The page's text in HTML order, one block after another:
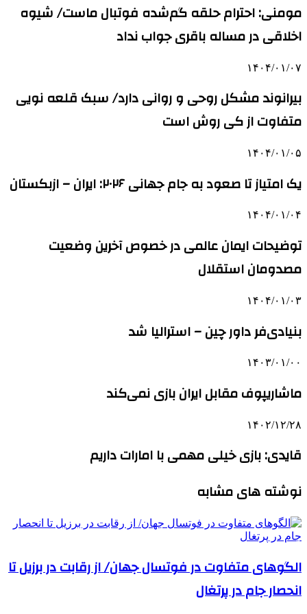
مومنی: احترام حلقه گم‌شده فوتبال ماست/ شیوه
اخلاقی در مساله باقری جواب نداد
۱۴۰۴/۰۱/۰۷
بیرانوند مشکل روحی و روانی دارد/ سبک قلعه نویی
متفاوت از کی روش است
۱۴۰۴/۰۱/۰۵
یک امتیاز تا صعود به جام جهانی ۲۰۲۶: ایران – ازبکستان
۱۴۰۴/۰۱/۰۴
توضیحات ایمان عالمی در خصوص آخرین وضعیت
مصدومان استقلال
۱۴۰۴/۰۱/۰۳
بنیادی‌فر داور چین – استرالیا شد
۱۴۰۳/۰۱/۰۰
ماشاریپوف مقابل ایران بازی نمی‌کند
۱۴۰۲/۱۲/۲۸
قایدی: بازی خیلی مهمی با امارات داریم
نوشته های مشابه
الگوهای متفاوت در فوتسال جهان/ از رقابت در برزیل تا
انحصار جام در پرتغال